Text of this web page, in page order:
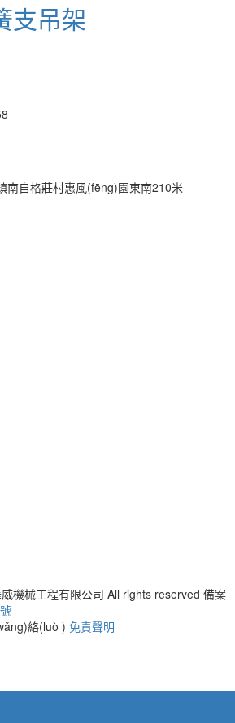
支吊架
南自格莊村惠風(fēng)園東南210米
機械工程有限公司 All rights reserved 備案
絡(luò ) 免責聲明